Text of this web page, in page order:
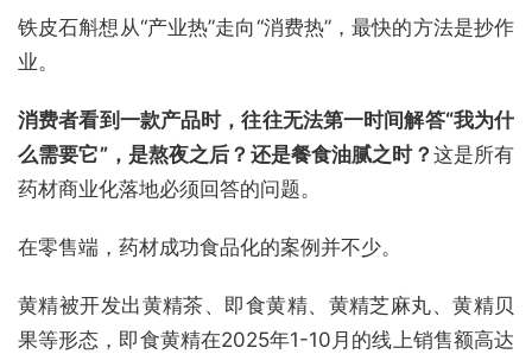
铁皮石斛想从“产业热”走向“消费热”，最快的方法是抄作
业。
消费者看到一款产品时，往往无法第一时间解答“我为什
么需要它”，是熬夜之后？还是餐食油腻之时？ 这是所有
药材商业化落地必须回答的问题。
在零售端，药材成功食品化的案例并不少。
黄精被开发出黄精茶、即食黄精、黄精芝麻丸、黄精贝
果等形态，即食黄精在2025年1-10月的线上销售额高达